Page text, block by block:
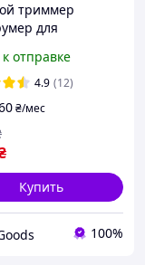
триммер
для
аккумуляторный
с
и насадк
к отправке
4.9 (12)
₴/мес
Купить
100%